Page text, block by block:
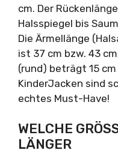
cm. Der
Halsspiegel bis
Die Ärmellänge
ist 37 cm bzw. 43
(rund) beträgt 15 cm
KinderJacken sind
echtes Must-Have!
WELCHE
ÄNGER